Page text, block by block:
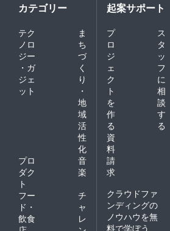
カテゴリー
テク
ノロ
ジー
・ガ
ジェ
ット
ま
ち
づ
く
り
・
地
域
活
性
化
プロ
ダク
ト
音
楽
フー
ド・
飲食
チ
ャ
レ
起案サポート
プ
ロ
ジ
ェ
ク
ト
を
作
る
ス
タ
ッ
フ
に
相
談
す
る
資
料
請
求
クラウドファ
ンディングの
ノウハウを無
料で学ぼう